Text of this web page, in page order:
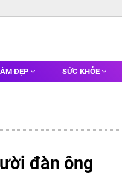
ĐẸP SỨC KHỎE
đàn ông